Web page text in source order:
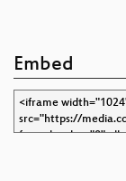
Embed